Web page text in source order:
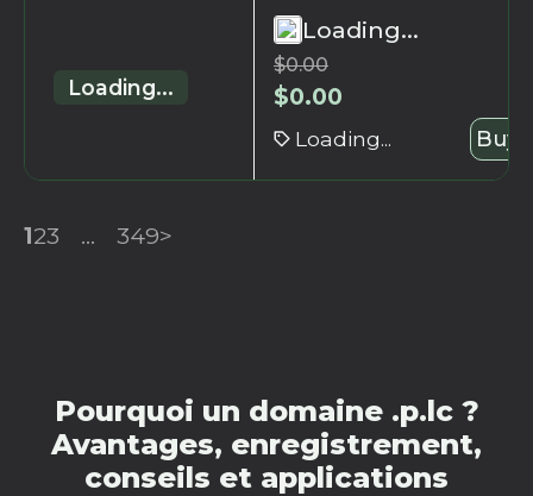
Loading...
Loading...
$0.00
$0.00
Loading... Buy
123 ... 349>
Pourquoi un domaine .p.lc ?
Avantages, enregistrement,
conseils et applications